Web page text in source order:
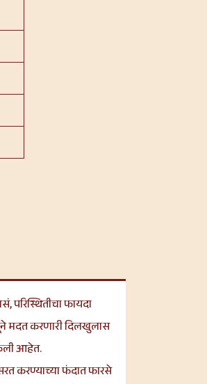
परिस्थितीचा फायदा
मदत करणारी दिलखुलास
आहेत.
करण्याच्या फंदात फारसे